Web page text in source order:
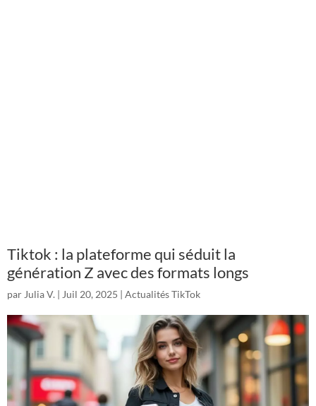
Tiktok : la plateforme qui séduit la
génération Z avec des formats longs
par Julia V. | Juil 20, 2025 | Actualités TikTok